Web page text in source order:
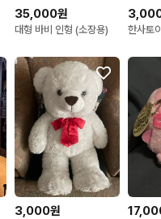
35,000원
대형 바비 인형 (소장용) 한사토
3,000원